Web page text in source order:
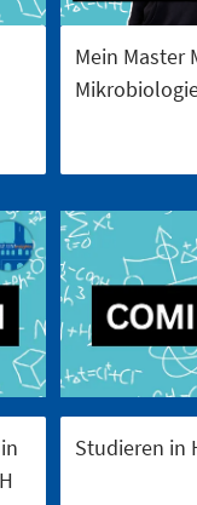
Mein Master
Studieren in